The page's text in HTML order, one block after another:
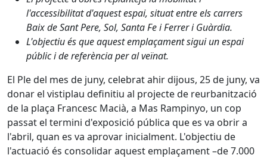
l'accessibilitat d'aquest espai, situat entre els carrers
Baix de Sant Pere, Sol, Santa Fe i Ferrer i Guàrdia.
L'objectiu és que aquest emplaçament sigui un espai
públic i de referència per al veïnat.
El Ple del mes de juny, celebrat ahir dijous, 25 de juny, va
donar el vistiplau definitiu al projecte de reurbanització
de la plaça Francesc Macià, a Mas Rampinyo, un cop
passat el termini d'exposició pública que es va obrir a
l'abril, quan es va aprovar inicialment. L'objectiu de
l'actuació és consolidar aquest emplaçament –de 7.000